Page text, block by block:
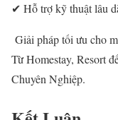
✔ Hỗ trợ kỹ thuật lâu
Giải pháp tối ưu cho
Từ Homestay, Resort
Chuyên Nghiệp.